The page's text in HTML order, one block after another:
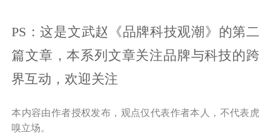
PS：这是文武赵《品牌科技观潮》的第二
篇文章，本系列文章关注品牌与科技的跨
界互动，欢迎关注
本内容由作者授权发布，观点仅代表作者本人，不代表虎
嗅立场。